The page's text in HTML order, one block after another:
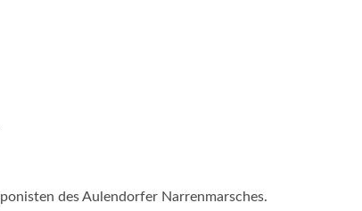
des Aulendorfer Narrenmarsches.